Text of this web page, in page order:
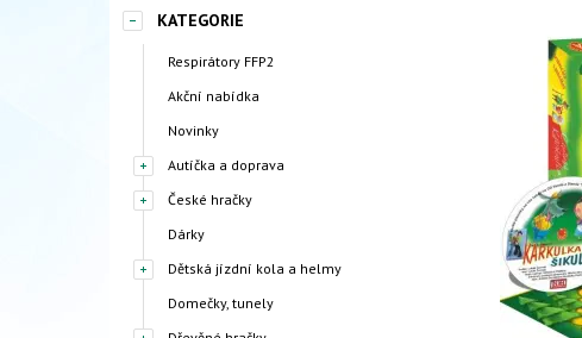
KATEGORIE
Respirátory FFP2
Akční nabídka
Novinky
Autíčka a doprava
České hračky
Dárky
Dětská jízdní kola a helmy
Domečky, tunely